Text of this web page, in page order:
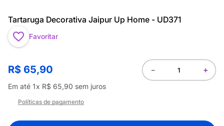
Tartaruga Decorativa Jaipur Up Home - UD371
Favoritar
R$ 65,90
Em até 1x R$ 65,90 sem juros
＋
－
Políticas de pagamento